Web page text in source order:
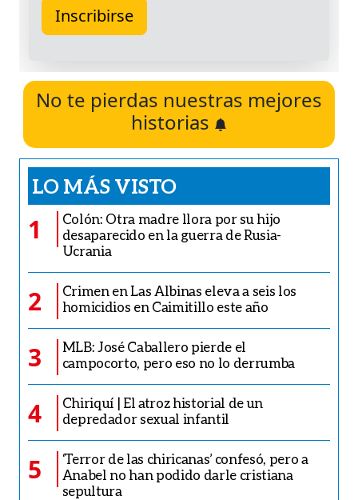
No te pierdas nuestras mejores
historias
LO MÁS VISTO
1
Colón: Otra madre llora por su hijo
desaparecido en la guerra de Rusia-
Ucrania
2
Crimen en Las Albinas eleva a seis los
homicidios en Caimitillo este año
3
MLB: José Caballero pierde el
campocorto, pero eso no lo derrumba
4
Chiriquí | El atroz historial de un
depredador sexual infantil
5
‘Terror de las chiricanas’ confesó, pero a
Anabel no han podido darle cristiana
sepultura